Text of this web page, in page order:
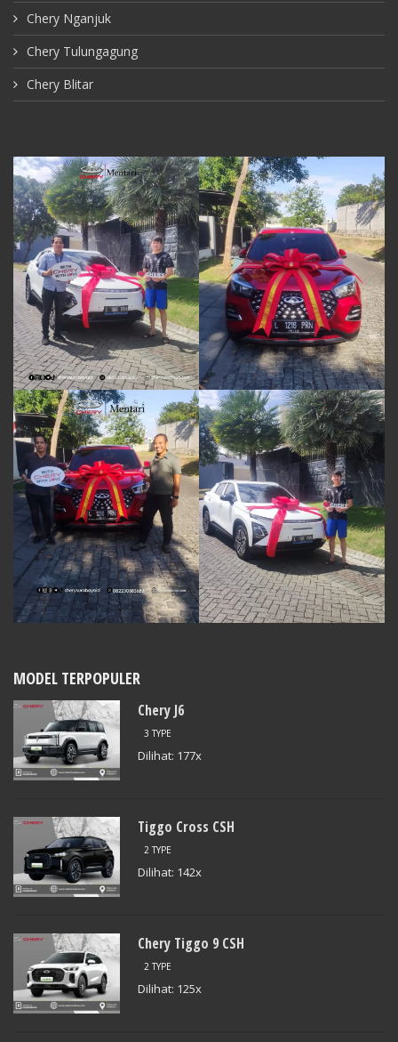
Chery Nganjuk
Chery Tulungagung
Chery Blitar
MODEL TERPOPULER
Chery J6
3 TYPE
Dilihat: 177x
Tiggo Cross CSH
2 TYPE
Dilihat: 142x
Chery Tiggo 9 CSH
2 TYPE
Dilihat: 125x